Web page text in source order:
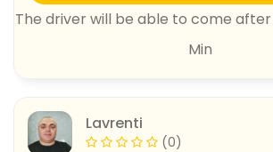
The driver will be able to come after
Min
Lavrenti
(0)